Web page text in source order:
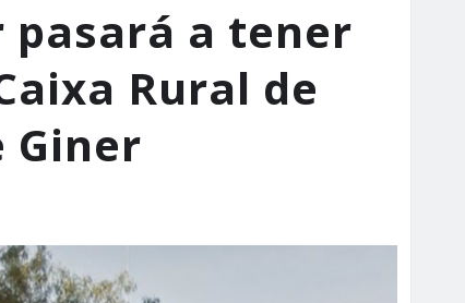
pasará a tener
Rural de
Giner